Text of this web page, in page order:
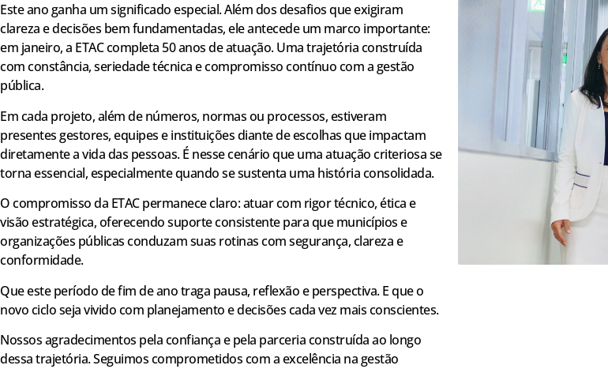
Este ano ganha um significado especial. Além dos desafios que exigiram
clareza e decisões bem fundamentadas, ele antecede um marco importante:
em janeiro, a ETAC completa 50 anos de atuação. Uma trajetória construída
com constância, seriedade técnica e compromisso contínuo com a gestão
pública.
Em cada projeto, além de números, normas ou processos, estiveram
presentes gestores, equipes e instituições diante de escolhas que impactam
diretamente a vida das pessoas. É nesse cenário que uma atuação criteriosa se
torna essencial, especialmente quando se sustenta uma história consolidada.
O compromisso da ETAC permanece claro: atuar com rigor técnico, ética e
visão estratégica, oferecendo suporte consistente para que municípios e
organizações públicas conduzam suas rotinas com segurança, clareza e
conformidade.
Que este período de fim de ano traga pausa, reflexão e perspectiva. E que o
novo ciclo seja vivido com planejamento e decisões cada vez mais conscientes.
Nossos agradecimentos pela confiança e pela parceria construída ao longo
dessa trajetória. Seguimos comprometidos com a excelência na gestão